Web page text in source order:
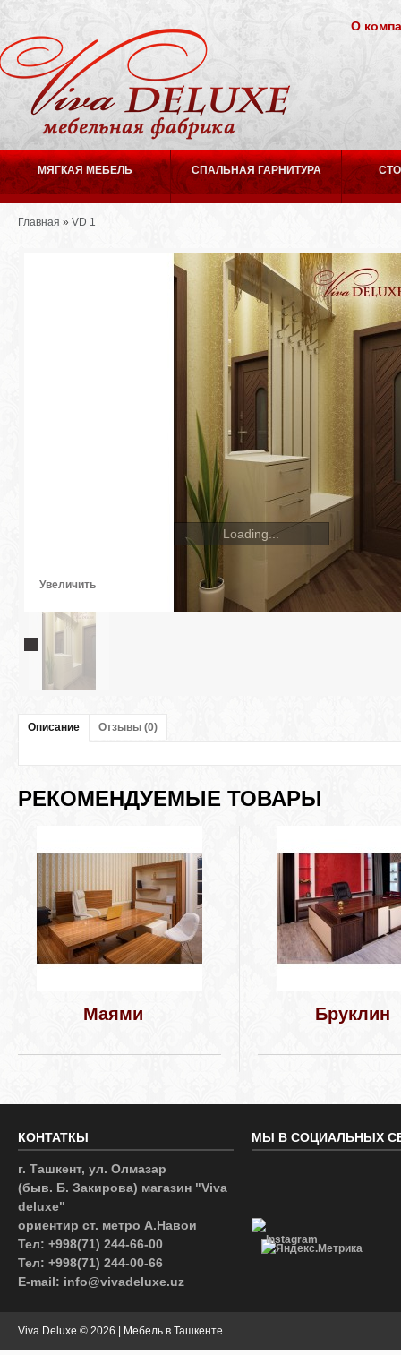
О
МЯГКАЯ МЕБЕЛЬ СПАЛЬНАЯ ГАРНИТУРА
Главная » VD 1
Увеличить
Loading...
Описание Отзывы (0)
РЕКОМЕНДУЕМЫЕ ТОВАРЫ
Маями Бруклин
КОНТАТКЫ
г. Ташкент, ул. Олмазар
(быв. Б. Закирова) магазин "Viva
deluxe"
ориентир ст. метро А.Навои
Тел: +998(71) 244-66-00
Тел: +998(71) 244-00-66
E-mail: info@vivadeluxe.uz
МЫ В СОЦИАЛЬНЫХ
Instagram
Viva Deluxe © 2026 | Мебель в Ташкенте